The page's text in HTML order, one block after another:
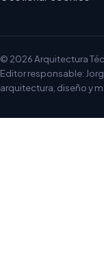
© 2026 Arquitectura
Editor responsable:
arquitectura, diseño y